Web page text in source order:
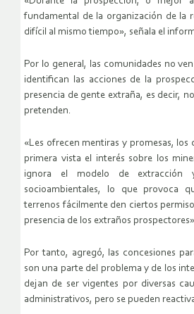
fundamental de la organización de la
difícil al mismo tiempo», señala el
Por lo general, las comunidades no
identifican las acciones de la
presencia de gente extraña, es decir,
pretenden.
«Les ofrecen mentiras y promesas, los
primera vista el interés sobre los
ignora el modelo de extracción
socioambientales, lo que provoca
terrenos fácilmente den ciertos
presencia de los extraños
Por tanto, agregó, las concesiones
son una parte del problema y de los
dejan de ser vigentes por diversas
administrativos, pero se pueden